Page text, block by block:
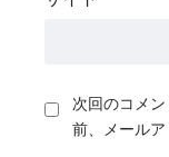
次回のコメ
前、メールア